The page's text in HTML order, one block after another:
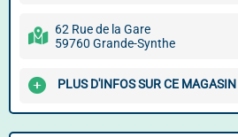
62 Rue de la Gare
59760 Grande-Synthe
PLUS D'INFOS SUR CE MAGASIN